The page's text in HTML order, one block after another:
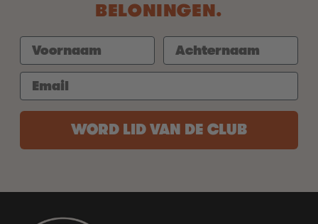
BELONINGEN.
WORD LID VAN DE CLUB